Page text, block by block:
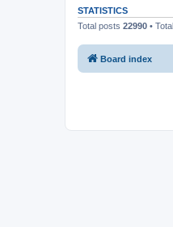
STATISTICS
Total posts 22990 •
Board index